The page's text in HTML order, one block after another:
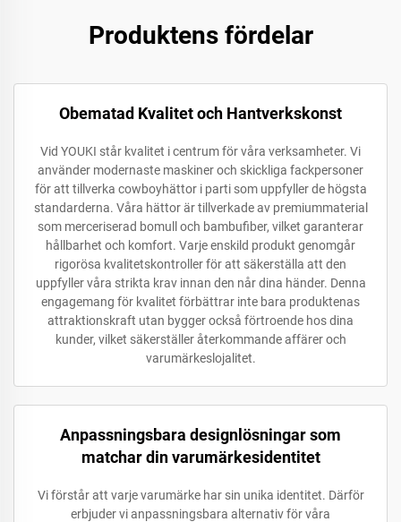
Produktens fördelar
Obematad Kvalitet och Hantverkskonst
Vid YOUKI står kvalitet i centrum för våra verksamheter. Vi
använder modernaste maskiner och skickliga fackpersoner
för att tillverka cowboyhättor i parti som uppfyller de högsta
standarderna. Våra hättor är tillverkade av premiummaterial
som merceriserad bomull och bambufiber, vilket garanterar
hållbarhet och komfort. Varje enskild produkt genomgår
rigorösa kvalitetskontroller för att säkerställa att den
uppfyller våra strikta krav innan den når dina händer. Denna
engagemang för kvalitet förbättrar inte bara produktenas
attraktionskraft utan bygger också förtroende hos dina
kunder, vilket säkerställer återkommande affärer och
varumärkeslojalitet.
Anpassningsbara designlösningar som
matchar din varumärkesidentitet
Vi förstår att varje varumärke har sin unika identitet. Därför
erbjuder vi anpassningsbara alternativ för våra